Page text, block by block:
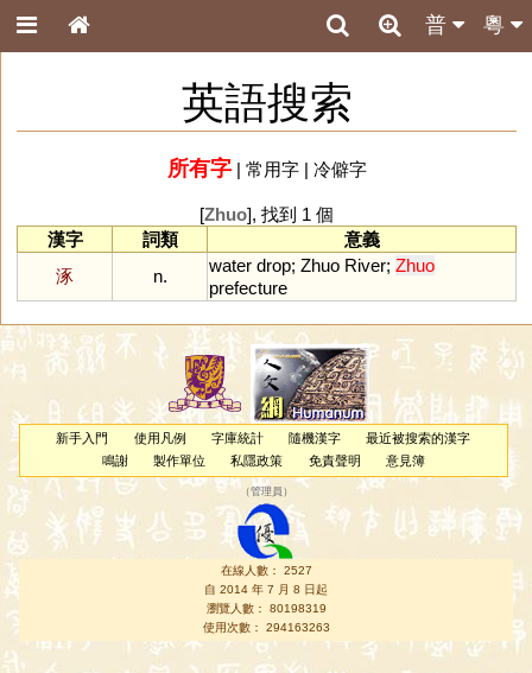
粵
普
英語搜索
所有字| 常用字| 冷僻字
[Zhuo], 找到 1 個
漢字
詞類
意義
涿
n.
water drop; Zhuo River; Zhuo
prefecture
新手入門 使用凡例 字庫統計 隨機漢字
最近被搜索的漢字
鳴謝
製作單位 私隱政策 免責聲明 意見簿
（管理員 ）
在線人數： 2527
自 2014 年 7 月 8 日起
瀏覽人數： 80198319
使用次數： 294163263